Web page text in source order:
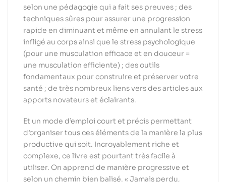
selon une pédagogie qui a fait ses preuves ; des
techniques sûres pour assurer une progression
rapide en diminuant et même en annulant le stress
infligé au corps ainsi que le stress psychologique
(pour une musculation efficace et en douceur =
une musculation efficiente) ; des outils
fondamentaux pour construire et préserver votre
santé ; de très nombreux liens vers des articles aux
apports novateurs et éclairants.
Et un mode d’emploi court et précis permettant
d’organiser tous ces éléments de la manière la plus
productive qui soit. Incroyablement riche et
complexe, ce livre est pourtant très facile à
utiliser. On apprend de manière progressive et
selon un chemin bien balisé. « Jamais perdu,